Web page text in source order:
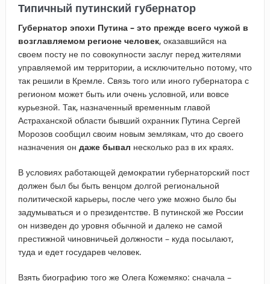
Типичный путинский губернатор
Губернатор эпохи Путина – это прежде всего чужой в
возглавляемом регионе человек, оказавшийся на
своем посту не по совокупности заслуг перед жителями
управляемой им территории, а исключительно потому, что
так решили в Кремле. Связь того или иного губернатора с
регионом может быть или очень условной, или вовсе
курьезной. Так, назначенный временным главой
Астраханской области бывший охранник Путина Сергей
Морозов сообщил своим новым землякам, что до своего
назначения он даже бывал несколько раз в их краях.
В условиях работающей демократии губернаторский пост
должен был бы быть венцом долгой региональной
политической карьеры, после чего уже можно было бы
задумываться и о президентстве. В путинской же России
он низведен до уровня обычной и далеко не самой
престижной чиновничьей должности – куда посылают,
туда и едет государев человек.
Взять биографию того же Олега Кожемяко: сначала –